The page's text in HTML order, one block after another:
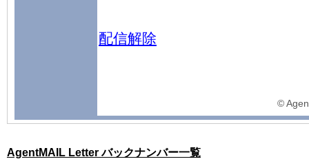
配信解除
©️
AgentMAIL Letter バックナンバー一覧